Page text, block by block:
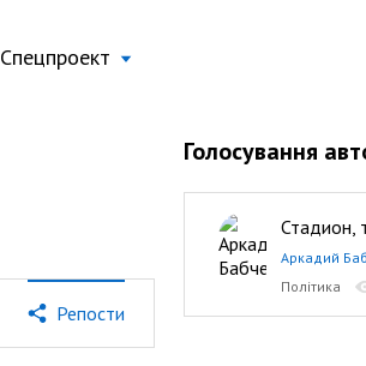
Спецпроект
Репости
Голосування
Стадион,
Аркадий
Політика